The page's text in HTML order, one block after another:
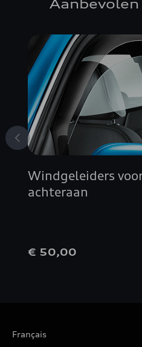
Windgeleiders
achteraan
€ 50,00
Français